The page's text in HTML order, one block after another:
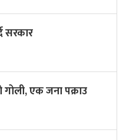
सरकार
एक जना पक्राउ